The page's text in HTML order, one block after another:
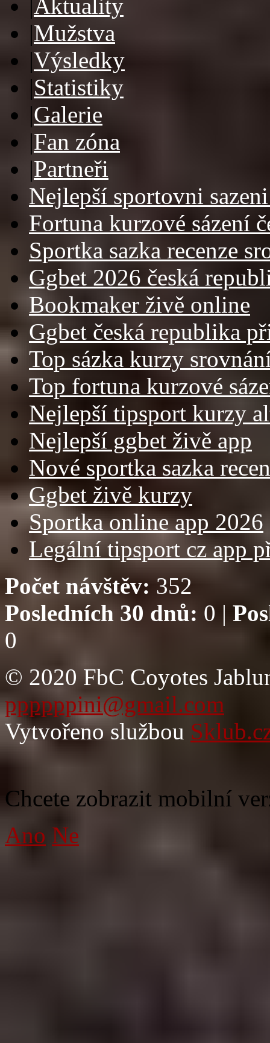
|Aktuality
|Mužstva
|Výsledky
|Statistiky
|Galerie
|Fan zóna
|Partneři
Nejlepší sportovni
Fortuna kurzové sázení
Sportka sazka recenze
Ggbet 2026 česká
Bookmaker živě online
Ggbet česká republika
Top sázka kurzy
Top fortuna kurzové
Nejlepší tipsport kurzy
Nejlepší ggbet živě app
Nové sportka sazka
Ggbet živě kurzy
Sportka online app 2026
Legální tipsport cz app
Počet návštěv: 352
Posledních 30 dnů: 0 |
0
© 2020 FbC Coyotes
ppppppini@gmail.com
Vytvořeno službou
Chcete zobrazit mobilní
Ano Ne